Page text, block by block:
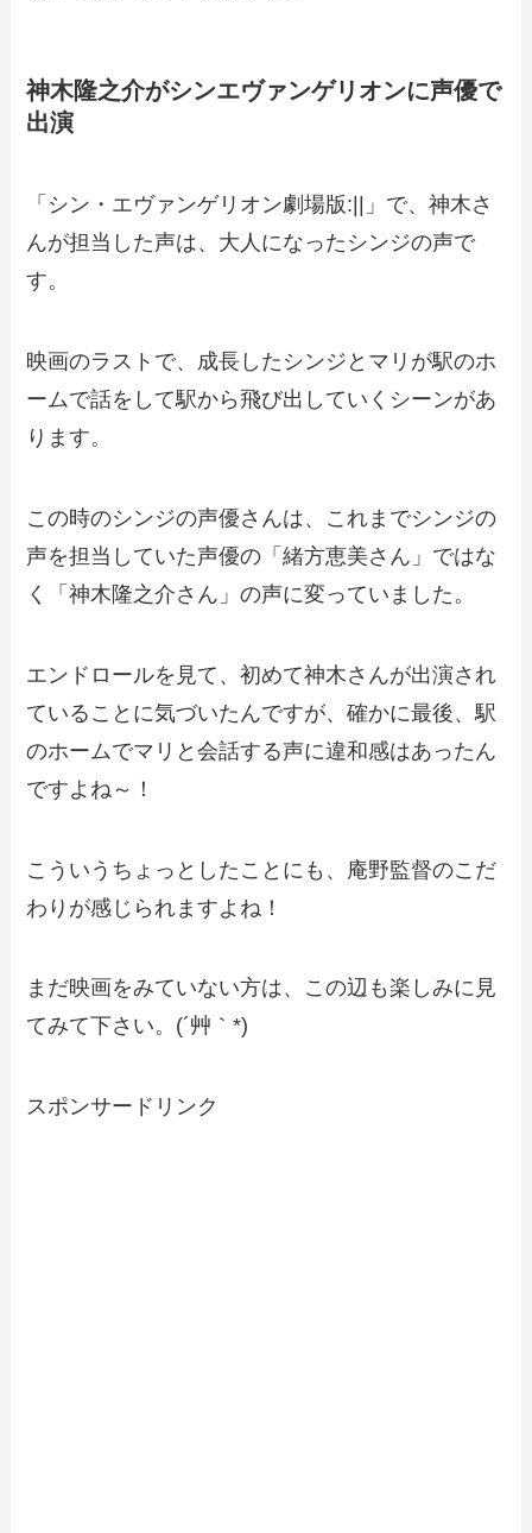
神木隆之介がシンエヴァンゲリオンに声優で
出演
「シン・エヴァンゲリオン劇場版:||」で、神木さ
んが担当した声は、大人になったシンジの声で
す。
映画のラストで、成長したシンジとマリが駅のホ
ームで話をして駅から飛び出していくシーンがあ
ります。
この時のシンジの声優さんは、これまでシンジの
声を担当していた声優の「緒方恵美さん」ではな
く「神木隆之介さん」の声に変っていました。
エンドロールを見て、初めて神木さんが出演され
ていることに気づいたんですが、確かに最後、駅
のホームでマリと会話する声に違和感はあったん
ですよね～！
こういうちょっとしたことにも、庵野監督のこだ
わりが感じられますよね！
まだ映画をみていない方は、この辺も楽しみに見
てみて下さい。(´艸｀*)
スポンサードリンク